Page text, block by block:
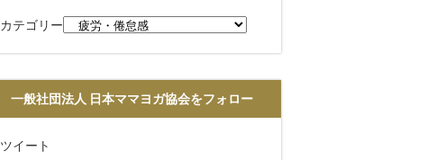
カテゴリー
一般社団法人 日本ママヨガ協会をフォロー
ツイート